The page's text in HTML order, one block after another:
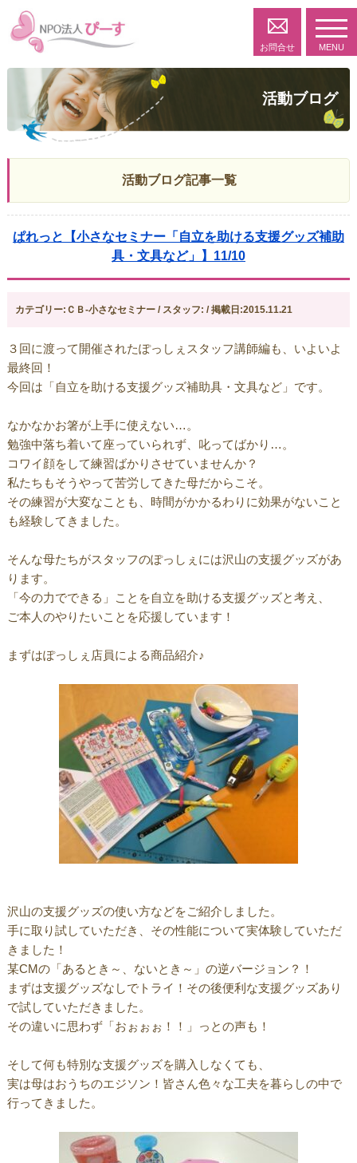
お問合せ MENU
活動ブログ
活動ブログ記事一覧
ぱれっと【小さなセミナー「自立を助ける支援グッズ補助
具・文具など」】11/10
カテゴリー:ＣＢ-小さなセミナー / スタッフ: / 掲載日:2015.11.21
３回に渡って開催されたぽっしぇスタッフ講師編も、いよいよ
最終回！
今回は「自立を助ける支援グッズ補助具・文具など」です。
なかなかお箸が上手に使えない…。
勉強中落ち着いて座っていられず、叱ってばかり…。
コワイ顔をして練習ばかりさせていませんか？
私たちもそうやって苦労してきた母だからこそ。
その練習が大変なことも、時間がかかるわりに効果がないこと
も経験してきました。
そんな母たちがスタッフのぽっしぇには沢山の支援グッズがあ
ります。
「今の力でできる」ことを自立を助ける支援グッズと考え、
ご本人のやりたいことを応援しています！
まずはぽっしぇ店員による商品紹介♪
沢山の支援グッズの使い方などをご紹介しました。
手に取り試していただき、その性能について実体験していただ
きました！
某CMの「あるとき～、ないとき～」の逆バージョン？！
まずは支援グッズなしでトライ！その後便利な支援グッズあり
で試していただきました。
その違いに思わず「おぉぉぉ！！」っとの声も！
そして何も特別な支援グッズを購入しなくても、
実は母はおうちのエジソン！皆さん色々な工夫を暮らしの中で
行ってきました。